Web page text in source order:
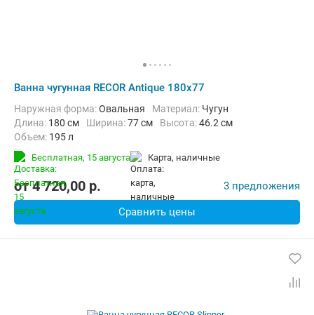
Ванна чугунная RECOR Antique 180x77
Наружная форма:Овальная Материал: Чугун
Длина: 180 см Ширина:77 см Высота:46.2 см
Объем: 195 л
Бесплатная, 15 августа карта, наличные
от4 720,00 p. 3 предложения
Сравнить цены